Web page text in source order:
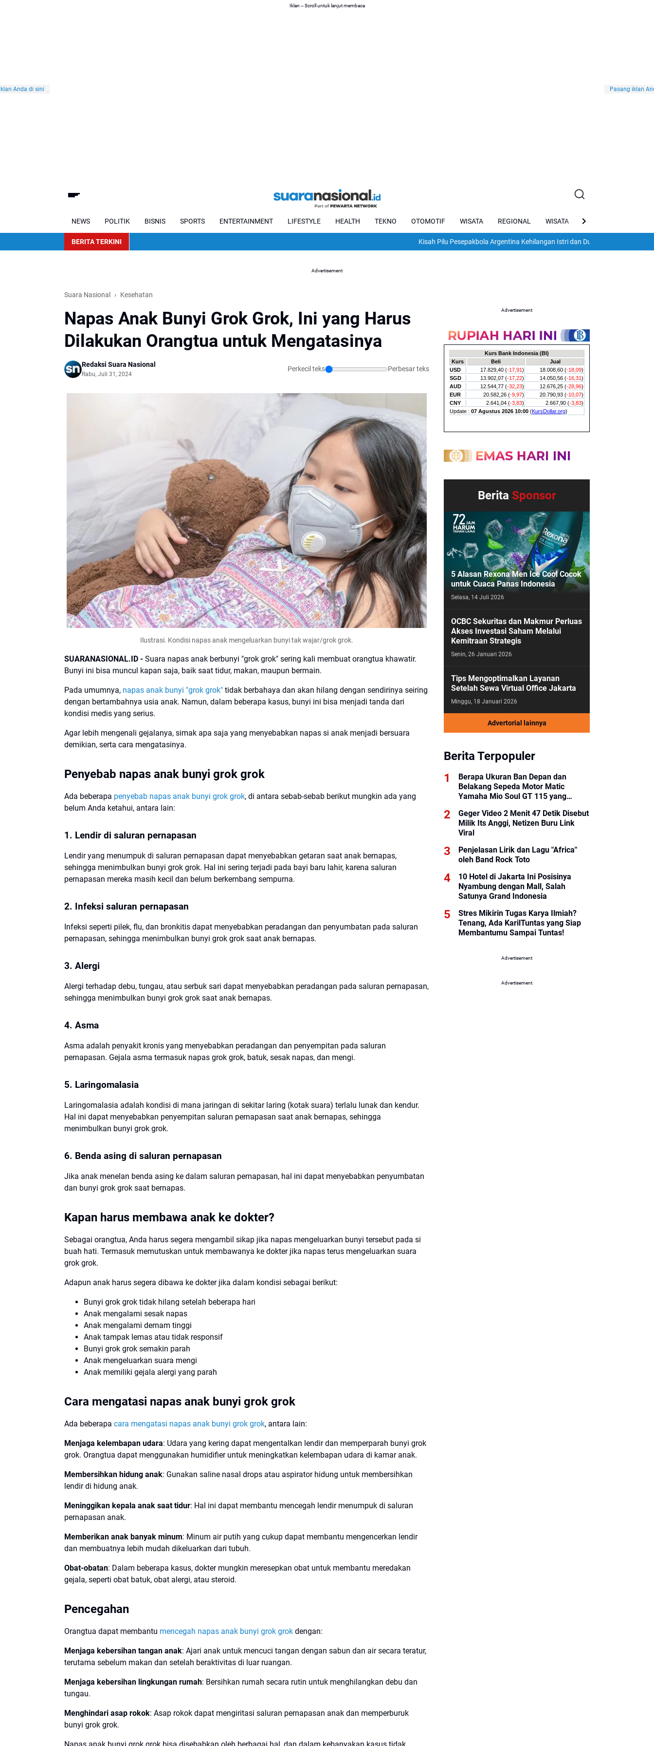
Iklan -- Scroll untuk lanjut membaca
NEWS POLITIK BISNIS SPORTS ENTERTAINMENT LIFESTYLE HEALTH TEKNO OTOMOTIF WISATA REGIONAL WISATA VIRAL
BERITA TERKINI Kisah Pilu Pesepakbola Argentina Kehilangan Istri dan Dua Anak dalam Gempa Dahsyat
Advertisement
Suara Nasional Kesehatan
Napas Anak Bunyi Grok Grok, Ini yang Harus
Dilakukan Orangtua untuk Mengatasinya
Redaksi Suara Nasional
Rabu, Juli 31, 2024
Perkecil teks Perbesar teks
Ilustrasi. Kondisi napas anak mengeluarkan bunyi tak wajar/grok grok.
SUARANASIONAL.ID - Suara napas anak berbunyi "grok grok" sering kali membuat orangtua khawatir.
Bunyi ini bisa muncul kapan saja, baik saat tidur, makan, maupun bermain.
Pada umumnya, napas anak bunyi "grok grok" tidak berbahaya dan akan hilang dengan sendirinya seiring
dengan bertambahnya usia anak. Namun, dalam beberapa kasus, bunyi ini bisa menjadi tanda dari
kondisi medis yang serius.
Agar lebih mengenali gejalanya, simak apa saja yang menyebabkan napas si anak menjadi bersuara
demikian, serta cara mengatasinya.
Penyebab napas anak bunyi grok grok
Ada beberapa penyebab napas anak bunyi grok grok, di antara sebab-sebab berikut mungkin ada yang
belum Anda ketahui, antara lain:
1. Lendir di saluran pernapasan
Lendir yang menumpuk di saluran pernapasan dapat menyebabkan getaran saat anak bernapas,
sehingga menimbulkan bunyi grok grok. Hal ini sering terjadi pada bayi baru lahir, karena saluran
pernapasan mereka masih kecil dan belum berkembang sempurna.
2. Infeksi saluran pernapasan
Infeksi seperti pilek, flu, dan bronkitis dapat menyebabkan peradangan dan penyumbatan pada saluran
pernapasan, sehingga menimbulkan bunyi grok grok saat anak bernapas.
3. Alergi
Alergi terhadap debu, tungau, atau serbuk sari dapat menyebabkan peradangan pada saluran pernapasan,
sehingga menimbulkan bunyi grok grok saat anak bernapas.
4. Asma
Asma adalah penyakit kronis yang menyebabkan peradangan dan penyempitan pada saluran
pernapasan. Gejala asma termasuk napas grok grok, batuk, sesak napas, dan mengi.
5. Laringomalasia
Laringomalasia adalah kondisi di mana jaringan di sekitar laring (kotak suara) terlalu lunak dan kendur.
Hal ini dapat menyebabkan penyempitan saluran pernapasan saat anak bernapas, sehingga
menimbulkan bunyi grok grok.
6. Benda asing di saluran pernapasan
Jika anak menelan benda asing ke dalam saluran pernapasan, hal ini dapat menyebabkan penyumbatan
dan bunyi grok grok saat bernapas.
Kapan harus membawa anak ke dokter?
Sebagai orangtua, Anda harus segera mengambil sikap jika napas mengeluarkan bunyi tersebut pada si
buah hati. Termasuk memutuskan untuk membawanya ke dokter jika napas terus mengeluarkan suara
grok grok.
Adapun anak harus segera dibawa ke dokter jika dalam kondisi sebagai berikut:
Bunyi grok grok tidak hilang setelah beberapa hari
Anak mengalami sesak napas
Anak mengalami demam tinggi
Anak tampak lemas atau tidak responsif
Bunyi grok grok semakin parah
Anak mengeluarkan suara mengi
Anak memiliki gejala alergi yang parah
Cara mengatasi napas anak bunyi grok grok
Ada beberapa cara mengatasi napas anak bunyi grok grok, antara lain:
Menjaga kelembapan udara: Udara yang kering dapat mengentalkan lendir dan memperparah bunyi grok
grok. Orangtua dapat menggunakan humidifier untuk meningkatkan kelembapan udara di kamar anak.
Membersihkan hidung anak: Gunakan saline nasal drops atau aspirator hidung untuk membersihkan
lendir di hidung anak.
Meninggikan kepala anak saat tidur: Hal ini dapat membantu mencegah lendir menumpuk di saluran
pernapasan anak.
Memberikan anak banyak minum: Minum air putih yang cukup dapat membantu mengencerkan lendir
dan membuatnya lebih mudah dikeluarkan dari tubuh.
Obat-obatan: Dalam beberapa kasus, dokter mungkin meresepkan obat untuk membantu meredakan
gejala, seperti obat batuk, obat alergi, atau steroid.
Pencegahan
Orangtua dapat membantu mencegah napas anak bunyi grok grok dengan:
Menjaga kebersihan tangan anak: Ajari anak untuk mencuci tangan dengan sabun dan air secara teratur,
terutama sebelum makan dan setelah beraktivitas di luar ruangan.
Menjaga kebersihan lingkungan rumah: Bersihkan rumah secara rutin untuk menghilangkan debu dan
tungau.
Menghindari asap rokok: Asap rokok dapat mengiritasi saluran pernapasan anak dan memperburuk
bunyi grok grok.
Advertisement
Berita Sponsor
5 Alasan Rexona Men Ice Cool Cocok
untuk Cuaca Panas Indonesia
Selasa, 14 Juli 2026
OCBC Sekuritas dan Makmur Perluas
Akses Investasi Saham Melalui
Kemitraan Strategis
Senin, 26 Januari 2026
Tips Mengoptimalkan Layanan
Setelah Sewa Virtual Office Jakarta
Minggu, 18 Januari 2026
Advertorial lainnya
Berita Terpopuler
Berapa Ukuran Ban Depan dan
Belakang Sepeda Motor Matic
Yamaha Mio Soul GT 115 yang
Geger Video 2 Menit 47 Detik Disebut
Milik Its Anggi, Netizen Buru Link
Viral
Penjelasan Lirik dan Lagu "Africa"
oleh Band Rock Toto
10 Hotel di Jakarta Ini Posisinya
Nyambung dengan Mall, Salah
Satunya Grand Indonesia
Stres Mikirin Tugas Karya Ilmiah?
Tenang, Ada KarilTuntas yang Siap
Membantumu Sampai Tuntas!
Advertisement
Advertisement
Anda di sini Pasang iklan